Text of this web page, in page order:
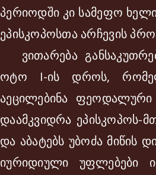
პერიოდში კი სამეფო
ეპისკოპოსთა არჩევის
ვითარება
ოტო I-ის დროს,
აეცილებინა ფეოდალური
დაამკვიდრა ეპისკოპოს-
და აბატებს უბოძა მიწის
იურიდიული უფლებები